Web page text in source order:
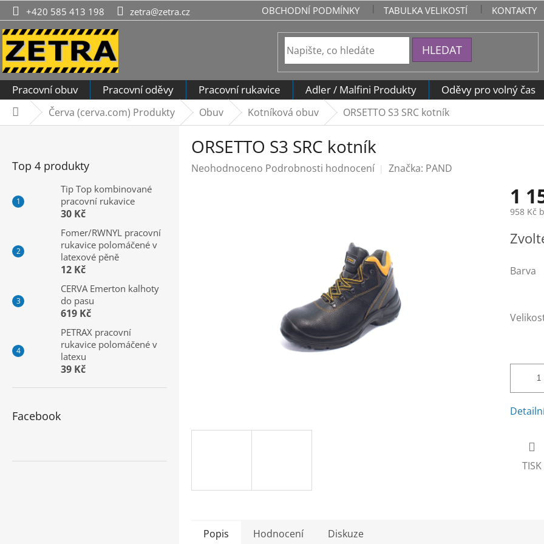
Přejít
na
obsah
+420 585 413 198 zetra@zetra.cz OBCHODNÍ PODMÍNKY TABULKA VELIKOSTÍ KONTAKTY
HLEDAT
Pracovní obuv Pracovní oděvy Pracovní rukavice Adler / Malfini Produkty Oděvy pro volný čas
DomůČerva (cerva.com) Produkty Obuv Kotníková obuv ORSETTO S3 SRC kotník
Top 4 produkty
Tip Top kombinované
pracovní rukavice
30 Kč
Fomer/RWNYL pracovní
rukavice polomáčené v
latexové pěně
12 Kč
CERVA Emerton kalhoty
do pasu
619 Kč
PETRAX pracovní
rukavice polomáčené v
latexu
39 Kč
Facebook
ORSETTO S3 SRC kotník
Průměrné
Neohodnoceno Podrobnosti hodnocení Značka: PAND
1
958 Kč
cena:
Barva
TISK
Popis Hodnocení Diskuze